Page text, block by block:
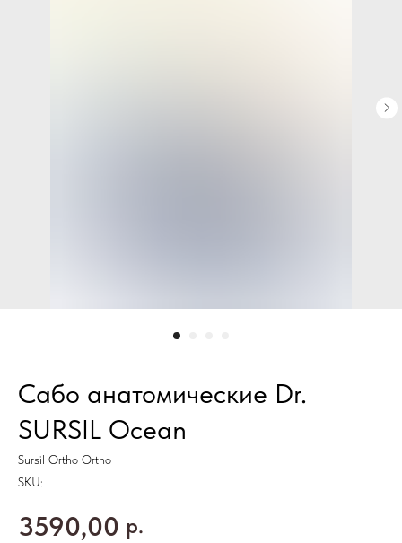
Сабо анатомические Dr.
SURSIL Ocean
Sursil Ortho Ortho
SKU:
3590,00 р.